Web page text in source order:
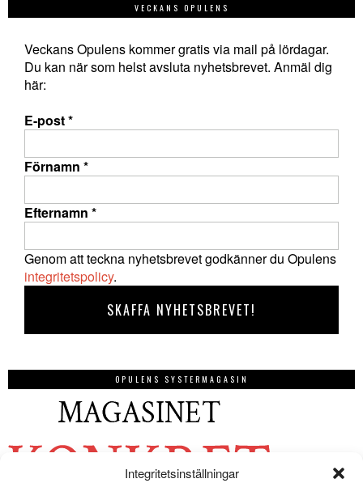
Integritetsinställningar
VECKANS OPULENS
Veckans Opulens kommer gratis via mail på lördagar.
Du kan när som helst avsluta nyhetsbrevet. Anmäl dig
här:
E-post*
Förnamn *
Efternamn *
Genom att teckna nyhetsbrevet godkänner du Opulens
integritetspolicy.
OPULENS SYSTERMAGASIN